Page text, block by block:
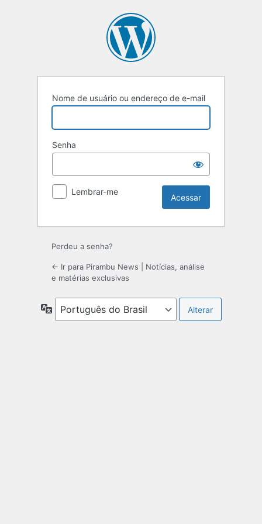
Nome de usuário ou endereço de e-mail
Senha
Lembrar-me
Perdeu a senha?
← Ir para Pirambu News | Notícias, análise
e matérias exclusivas
Idioma